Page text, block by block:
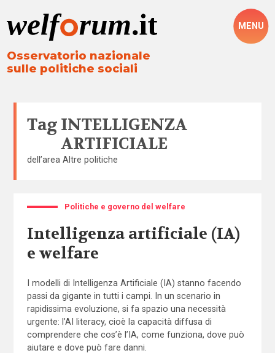
Osservatorio nazionale
sulle politiche sociali
MENU
Tag INTELLIGENZA
ARTIFICIALE
dell’area Altre politiche
Politiche e governo del welfare
Intelligenza artificiale (IA)
e welfare
I modelli di Intelligenza Artificiale (IA) stanno facendo
passi da gigante in tutti i campi. In un scenario in
rapidissima evoluzione, si fa spazio una necessità
urgente: l’AI literacy, cioè la capacità diffusa di
comprendere che cos’è l’IA, come funziona, dove può
aiutare e dove può fare danni.